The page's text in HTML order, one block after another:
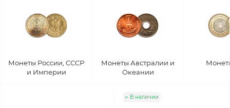
Монеты России, СССР
и Империи
Монеты Австралии и
Океании
В наличии